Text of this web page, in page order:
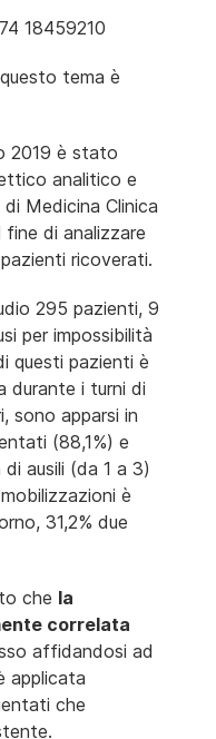
tema è
2019 è stato
analitico e
Medicina Clinica
fine di analizzare
ricoverati.
295 pazienti, 9
per impossibilità
questi pazienti è
durante i turni di
sono apparsi in
(88,1%) e
ausili (da 1 a 3)
è
31,2% due
che la
correlata
affidandosi ad
applicata
che